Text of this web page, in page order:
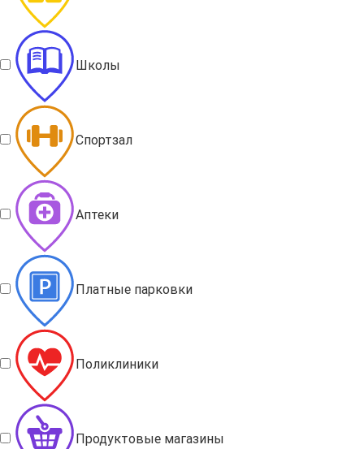
Школы
Спортзал
Аптеки
Платные парковки
Поликлиники
Продуктовые магазины